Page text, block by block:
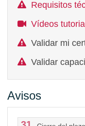
Requisitos
Vídeos
Validar mi
Validar
Avisos